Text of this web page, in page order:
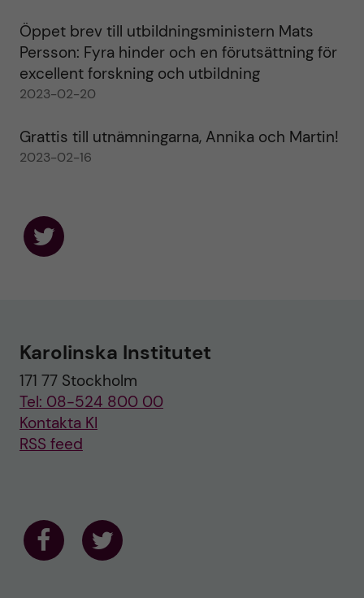
Öppet brev till utbildningsministern Mats
Persson: Fyra hinder och en förutsättning för
excellent forskning och utbildning
2023-02-20
Grattis till utnämningarna, Annika och Martin!
2023-02-16
F
s
n
T
w
i
t
t
e
Karolinska Institutet
171 77 Stockholm
Tel: 08-524 800 00
Kontakta KI
RSS feed
F F